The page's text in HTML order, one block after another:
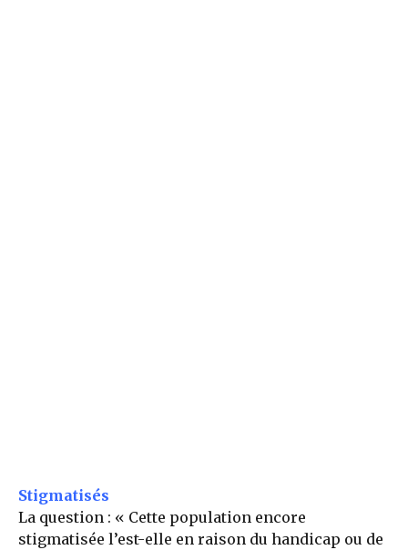
Stigmatisés
La question : « Cette population encore
stigmatisée l’est-elle en raison du handicap ou de